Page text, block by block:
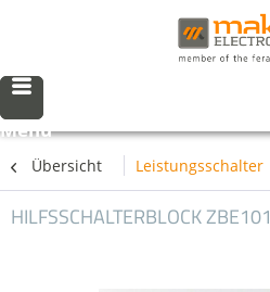
Menü
Übersicht Leistungsschalter
HILFSSCHALTERBLOCK ZBE101